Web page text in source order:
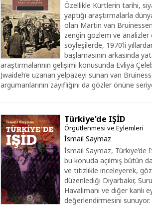
Özellikle Kürtlerin tarihi,
yaptığı araştırmalarla
olan Martin van
zengin gözlem ve
söyleşilerde, 1970’li
başlamasının arkasında
araştırmalarının gelişimi konusunda Evliya
Jwaideh’e uzanan yelpazeyi sunan van
argümanlarının zayıflığını da gözler önüne
Türkiye'de IŞİD
Örgütlenmesi ve Eylemleri
İsmail Saymaz
İsmail Saymaz, Türkiye’de
bu konuda açılmış bütün
ve titizlikle inceleyerek,
düzenlediği Diyarbakır,
Havalimanı ve diğer kanlı
değerlendirmesini sunuyor.